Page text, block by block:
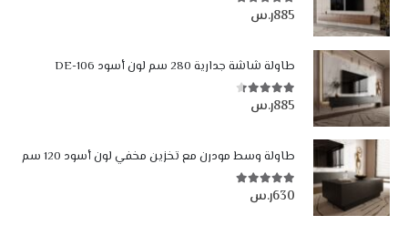
4.84من أصل 5 885ر.س
طاولة شاشة جدارية 280 سم لون أسود DE-106
4.35من أصل 5 885ر.س
طاولة وسط مودرن مع تخزين مخفي لون أسود 120 سم
5.00 من أصل 5 630ر.س